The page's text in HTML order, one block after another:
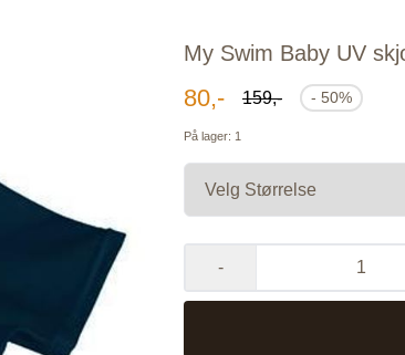
My Swim Baby UV
80,- 159,- - 50%
På lager: 1
-